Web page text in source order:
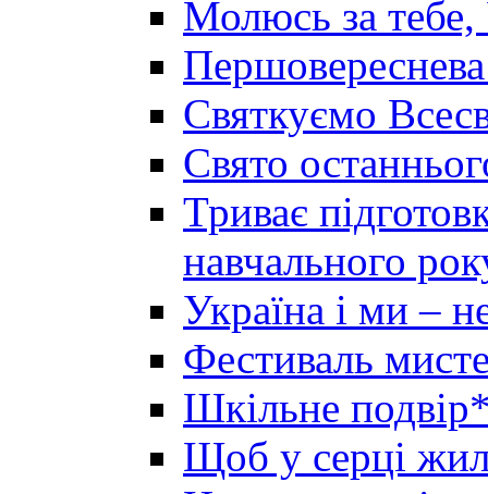
Молюсь за тебе,
Святкуємо
Свято
Триває
навчального
Україна і ми –
Фестиваль
Шкільне
Щоб у серці